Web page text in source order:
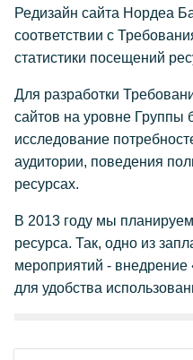
Редизайн сайта Нордеа
соответствии с
статистики посещений
Для разработки
сайтов на уровне Группы
исследование
аудитории, поведения
ресурсах.
В 2013 году мы
ресурса. Так, одно из
мероприятий - внедрение
для удобства